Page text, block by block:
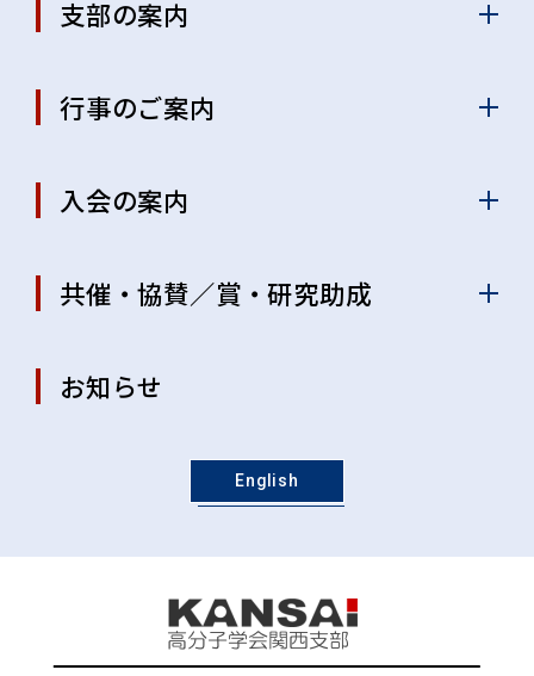
支部の案内
行事のご案内
入会の案内
共催・協賛／賞・研究助成
お知らせ
English